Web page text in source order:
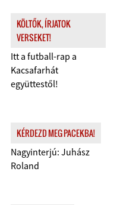
KÖLTŐK, ÍRJATOK
VERSEKET!
Itt a futball-rap a
Kacsafarhát
együttestől!
KÉRDEZD MEG PACEKBA!
Nagyinterjú: Juhász
Roland